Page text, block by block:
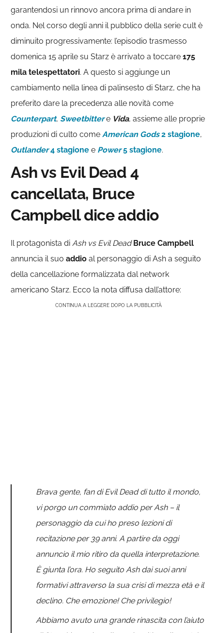
garantendosi un rinnovo ancora prima di andare in
onda. Nel corso degli anni il pubblico della serie cult è
diminuito progressivamente: l’episodio trasmesso
domenica 15 aprile su Starz è arrivato a toccare175
mila telespettatori. A questo si aggiunge un
cambiamento nella linea di palinsesto di Starz, che ha
preferito dare la precedenza alle novità come
Counterpart, Sweetbittere Vida, assieme alle proprie
produzioni di culto comeAmerican Gods2 stagione,
Outlander4 stagione e Power5 stagione.
Ash vs Evil Dead 4
cancellata, Bruce
Campbell dice addio
Il protagonista diAsh vs Evil Dead Bruce Campbell
annuncia il suoaddio al personaggio di Ash a seguito
della cancellazione formalizzata dal network
americano Starz. Ecco la nota diffusa dall’attore:
CONTINUA A LEGGERE DOPO LA PUBBLICITÀ
Brava gente, fan di Evil Dead di tutto il mondo,
vi porgo un commiato addio per Ash – il
personaggio da cui ho preso lezioni di
recitazione per 39 anni. A partire da oggi
annuncio il mio ritiro da quella interpretazione.
È giunta l’ora. Ho seguito Ash dai suoi anni
formativi attraverso la sua crisi di mezza età e il
declino. Che emozione! Che privilegio!
Abbiamo avuto una grande rinascita con l’aiuto